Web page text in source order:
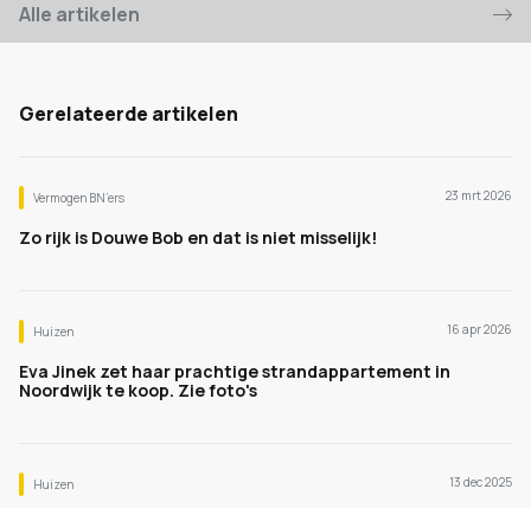
Alle artikelen
Gerelateerde artikelen
Vermogen BN’ers 23 mrt 2026
Zo rijk is Douwe Bob en dat is niet misselijk!
Huizen 16 apr 2026
Eva Jinek zet haar prachtige strandappartement in
Noordwijk te koop. Zie foto's
Huizen 13 dec 2025